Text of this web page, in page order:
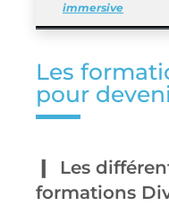
immersive
Les
pour
Les
formations